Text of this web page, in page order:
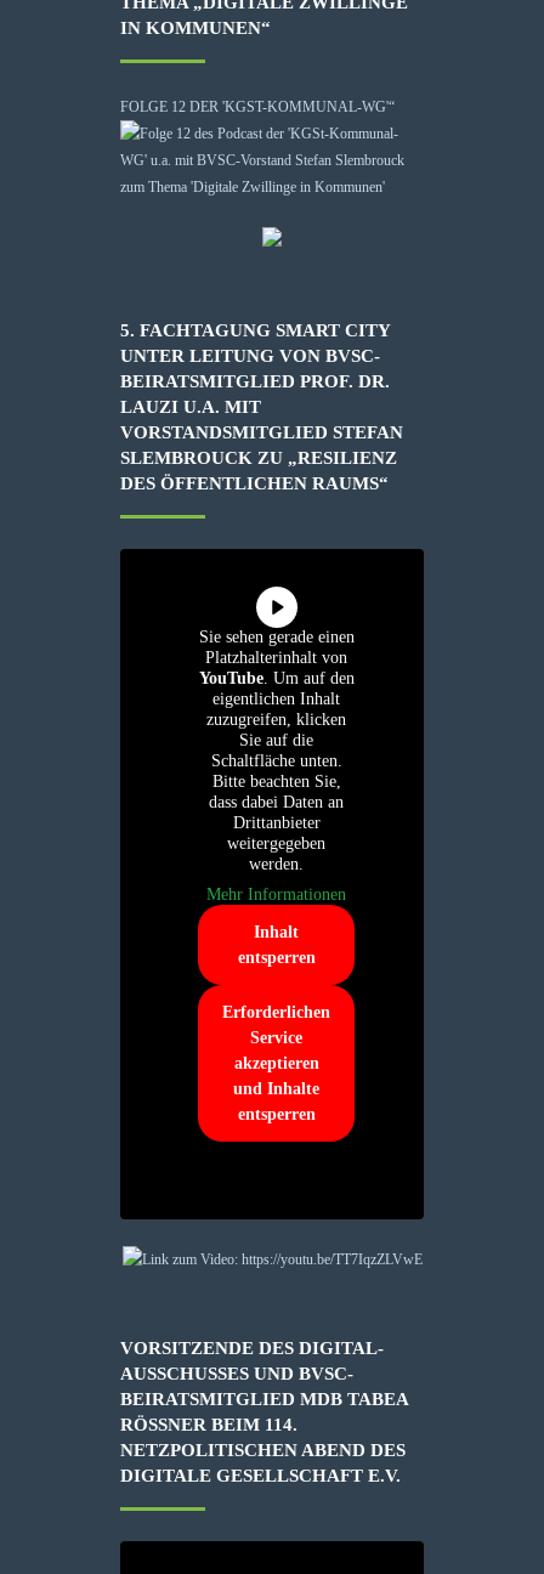
IN KOMMUNEN“
FOLGE 12 DER 'KGST-KOMMUNAL-WG'“
5. FACHTAGUNG SMART CITY
UNTER LEITUNG VON BVSC-
BEIRATSMITGLIED PROF. DR.
LAUZI U.A. MIT
VORSTANDSMITGLIED STEFAN
SLEMBROUCK ZU „RESILIENZ
DES ÖFFENTLICHEN RAUMS“
Sie sehen gerade einen
Platzhalterinhalt von
YouTube. Um auf den
eigentlichen Inhalt
zuzugreifen, klicken
Sie auf die
Schaltfläche unten.
Bitte beachten Sie,
dass dabei Daten an
Drittanbieter
weitergegeben
werden.
Mehr Informationen
Inhalt
entsperren
Erforderlichen
Service
akzeptieren
und Inhalte
entsperren
VORSITZENDE DES DIGITAL-
AUSSCHUSSES UND BVSC-
BEIRATSMITGLIED MDB TABEA
RÖSSNER BEIM 114. N
ETZPOLITISCHEN ABEND DES D
IGITALE GESELLSCHAFT E.V.